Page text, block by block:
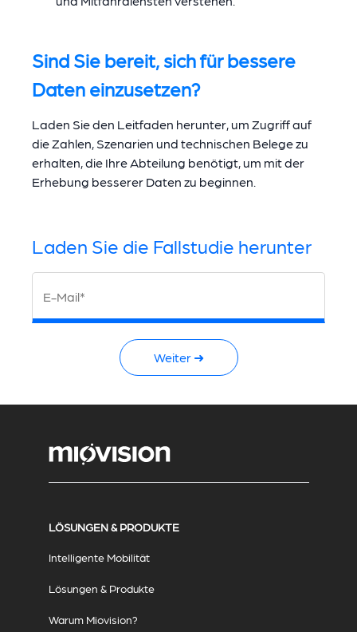
Sind Sie bereit, sich für bessere
Daten einzusetzen?
Laden Sie den Leitfaden herunter, um Zugriff auf
die Zahlen, Szenarien und technischen Belege zu
erhalten, die Ihre Abteilung benötigt, um mit der
Erhebung besserer Daten zu beginnen.
Laden Sie die Fallstudie herunter
E-Mail*
Weiter ➜
LÖSUNGEN & PRODUKTE
Intelligente Mobilität
Lösungen & Produkte
Warum Miovision?